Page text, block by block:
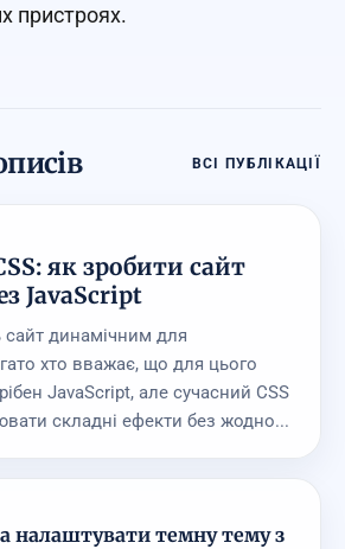
пристроях.
ВСІ ПУБЛІКАЦІЇ
як зробити сайт
JavaScript
сайт динамічним для
хто вважає, що для цього
JavaScript, але сучасний CSS
складні ефекти без жодно...
налаштувати темну тему з